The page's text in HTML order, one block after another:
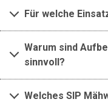
Für welche
Warum sind
sinnvoll?
Welches SIP